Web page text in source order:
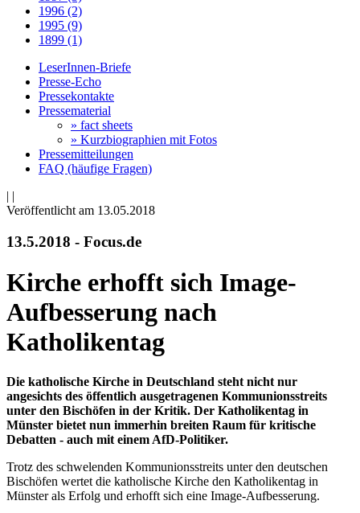
1996 (2)
1995 (9)
1899 (1)
LeserInnen-Briefe
Presse-Echo
Pressekontakte
Pressematerial
» fact sheets
» Kurzbiographien mit Fotos
Pressemitteilungen
FAQ (häufige Fragen)
| |
Veröffentlicht am 13­.05.2018
13.5.2018 - Focus.de
Kirche erhofft sich Image-
Aufbesserung nach
Katholikentag
Die katholische Kirche in Deutschland steht nicht nur
angesichts des öffentlich ausgetragenen Kommunionsstreits
unter den Bischöfen in der Kritik. Der Katholikentag in
Münster bietet nun immerhin breiten Raum für kritische
Debatten - auch mit einem AfD-Politiker.
Trotz des schwelenden Kommunionsstreits unter den deutschen
Bischöfen wertet die katholische Kirche den Katholikentag in
Münster als Erfolg und erhofft sich eine Image-Aufbesserung.